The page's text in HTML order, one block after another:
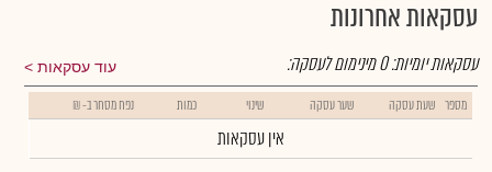
עסקאות אחרונות
עוד עסקאות עסקאות יומיות:0מינימום לעסקה:
מספר שעת עסקה שער עסקה שינוי כמות נפח מסחר ב- ₪
אין עסקאות